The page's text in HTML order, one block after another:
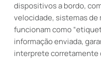
dispositivos a bordo,
velocidade, sistemas de
funcionam como
informação enviada,
interprete corretamente